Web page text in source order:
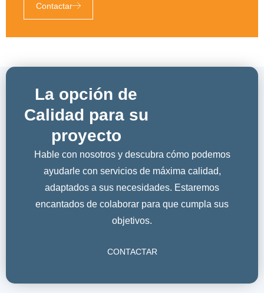
Contactar
La opción de
Calidad para su
proyecto
Hable con nosotros y descubra cómo podemos
ayudarle con servicios de máxima calidad,
adaptados a sus necesidades. Estaremos
encantados de colaborar para que cumpla sus
objetivos.
CONTACTAR